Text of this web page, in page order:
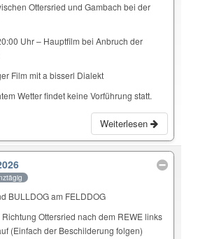
Ottersried und Gambach bei der
Uhr – Hauptfilm bei Anbruch der
Film mit a bisserl Dialekt
Wetter findet keine Vorführung statt.
Weiterlesen
BULLDOG am FELDDOG
Ottersried nach dem REWE links
(Einfach der Beschilderung folgen)